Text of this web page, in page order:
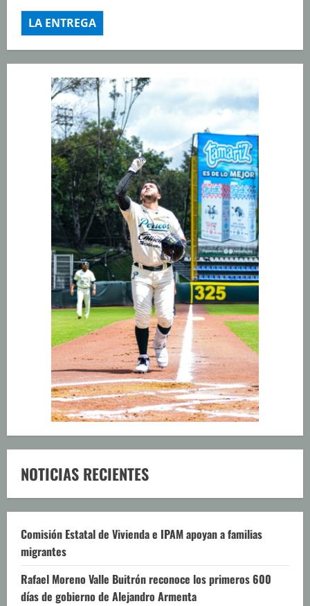
LA ENTREGA
NOTICIAS RECIENTES
Comisión Estatal de Vivienda e IPAM apoyan a familias
migrantes
Rafael Moreno Valle Buitrón reconoce los primeros 600
días de gobierno de Alejandro Armenta